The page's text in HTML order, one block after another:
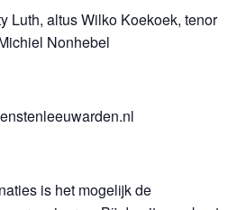
Luth, altus Wilko Koekoek, tenor
Nonhebel
is het mogelijk de